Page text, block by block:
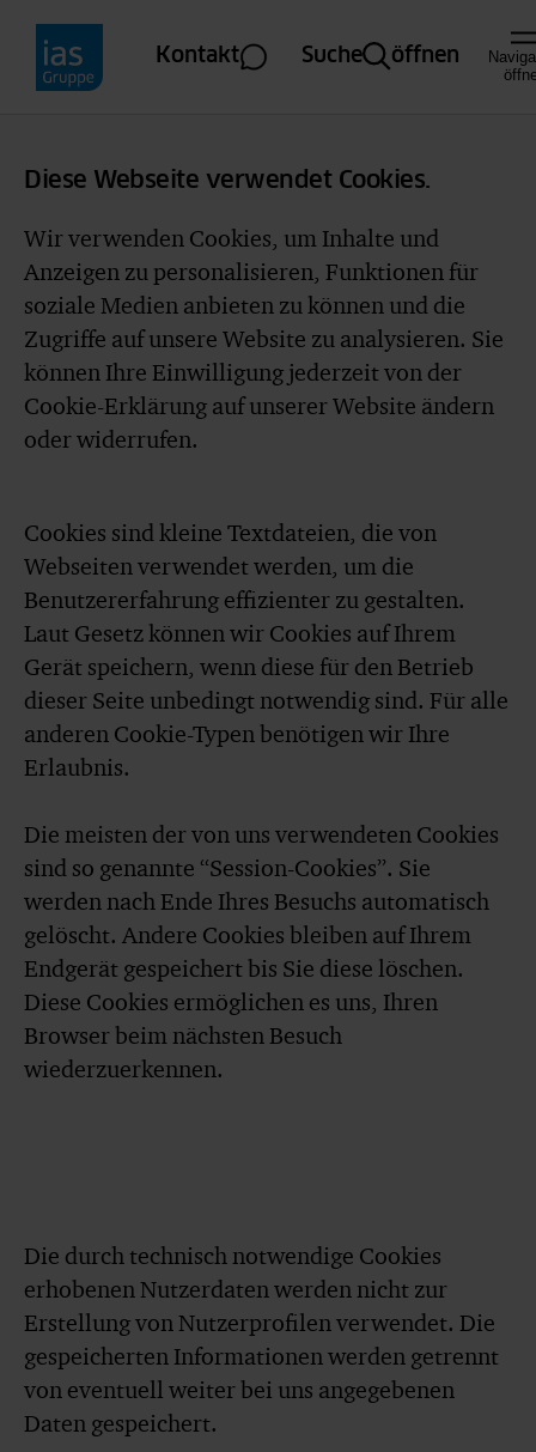
Direkt zum Inhalt
Kontakt Suche öffnen
Diese Webseite verwendet Cookies.
Wir verwenden Cookies, um Inhalte und
Anzeigen zu personalisieren, Funktionen für
soziale Medien anbieten zu können und die
Zugriffe auf unsere Website zu analysieren. Sie
können Ihre Einwilligung jederzeit von der
Cookie-Erklärung auf unserer Website ändern
oder widerrufen.
Cookies sind kleine Textdateien, die von
Webseiten verwendet werden, um die
Benutzererfahrung effizienter zu gestalten.
Laut Gesetz können wir Cookies auf Ihrem
Gerät speichern, wenn diese für den Betrieb
dieser Seite unbedingt notwendig sind. Für alle
anderen Cookie-Typen benötigen wir Ihre
Erlaubnis.
Die meisten der von uns verwendeten Cookies
sind so genannte “Session-Cookies”. Sie
werden nach Ende Ihres Besuchs automatisch
gelöscht. Andere Cookies bleiben auf Ihrem
Endgerät gespeichert bis Sie diese löschen.
Diese Cookies ermöglichen es uns, Ihren
Browser beim nächsten Besuch
wiederzuerkennen.
Die durch technisch notwendige Cookies
erhobenen Nutzerdaten werden nicht zur
Erstellung von Nutzerprofilen verwendet. Die
gespeicherten Informationen werden getrennt
von eventuell weiter bei uns angegebenen
Daten gespeichert.